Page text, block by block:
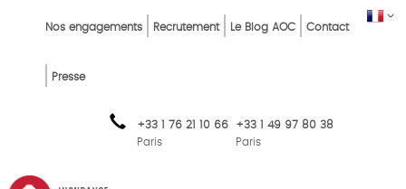
FR
Top
FR
Nos engagements Recrutement Le Blog AOC Contact
Presse
+33 1 76 21 10 66
Paris
+33 1 49 97 80 38
Paris